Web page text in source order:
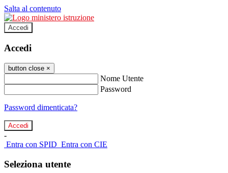
Salta al contenuto
Accedi
Accedi
button close ×
Nome Utente
Password
Password dimenticata?
-
Entra con SPID Entra con CIE
Seleziona utente